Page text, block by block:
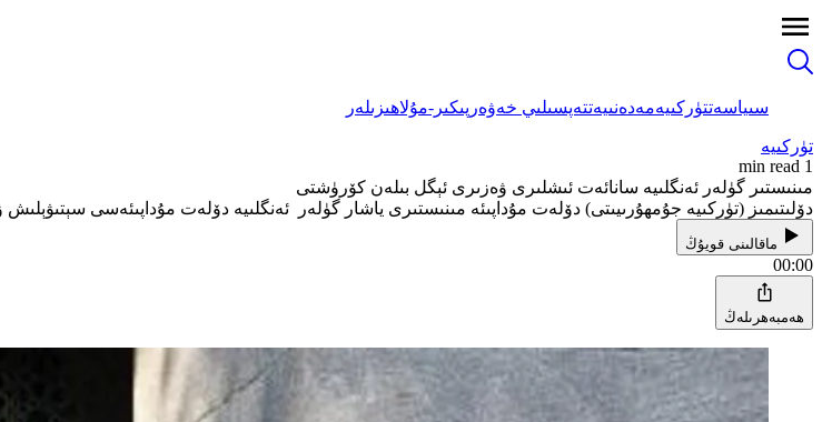
سىياسەتتۈركىيەمەدەنىيەتتەپسىلىي خەۋەر پىكىر-مۇلاھىزىلەر
تۈركىيە
1 min read
مىنىستىر گۈلەر ئەنگلىيە سانائەت ئىشلىرى ۋەزىرى ئېگل بىلەن كۆرۈشتى
دۆلىتىمىز (تۈركىيە جۇمھۇرىيىتى) دۆلەت مۇداپىئە مىنىستىرى ياشار گۈلەر ئەنگلىيە دۆلەت مۇداپىئەسى
ماقالىنى قويۇڭ
00:00
ھەمبەھرىلەڭ